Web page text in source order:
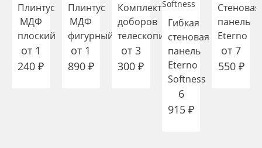
Плинтус
МДФ
плоский
от 1
240₽
Плинтус
МДФ
фигурный
от 1
890 ₽
Комплект
доборов
телескопических
от 3
300₽
Гибкая
стеновая
панель
Eterno
Softness
6
915₽
Стеновая
панель
Eterno
от7
550 ₽